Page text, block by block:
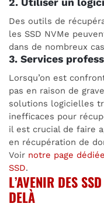
Des outils de
les SSD NVMe
dans de nombreux
3. Services
Lorsqu’on est
pas en raison de
solutions logicielles
inefficaces pour
il est crucial de faire
en récupération de
Voir notre page
SSD.
L’AVENIR DES
DELÀ